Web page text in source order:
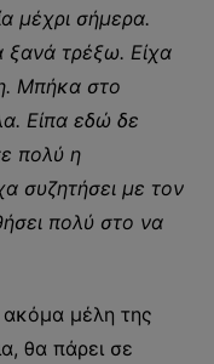
μέχρι σήμερα.
ξανά τρέξω. Είχα
Μπήκα στο
Είπα εδώ δε
πολύ η
συζητήσει με τον
πολύ στο να
μέλη της
θα πάρει σε